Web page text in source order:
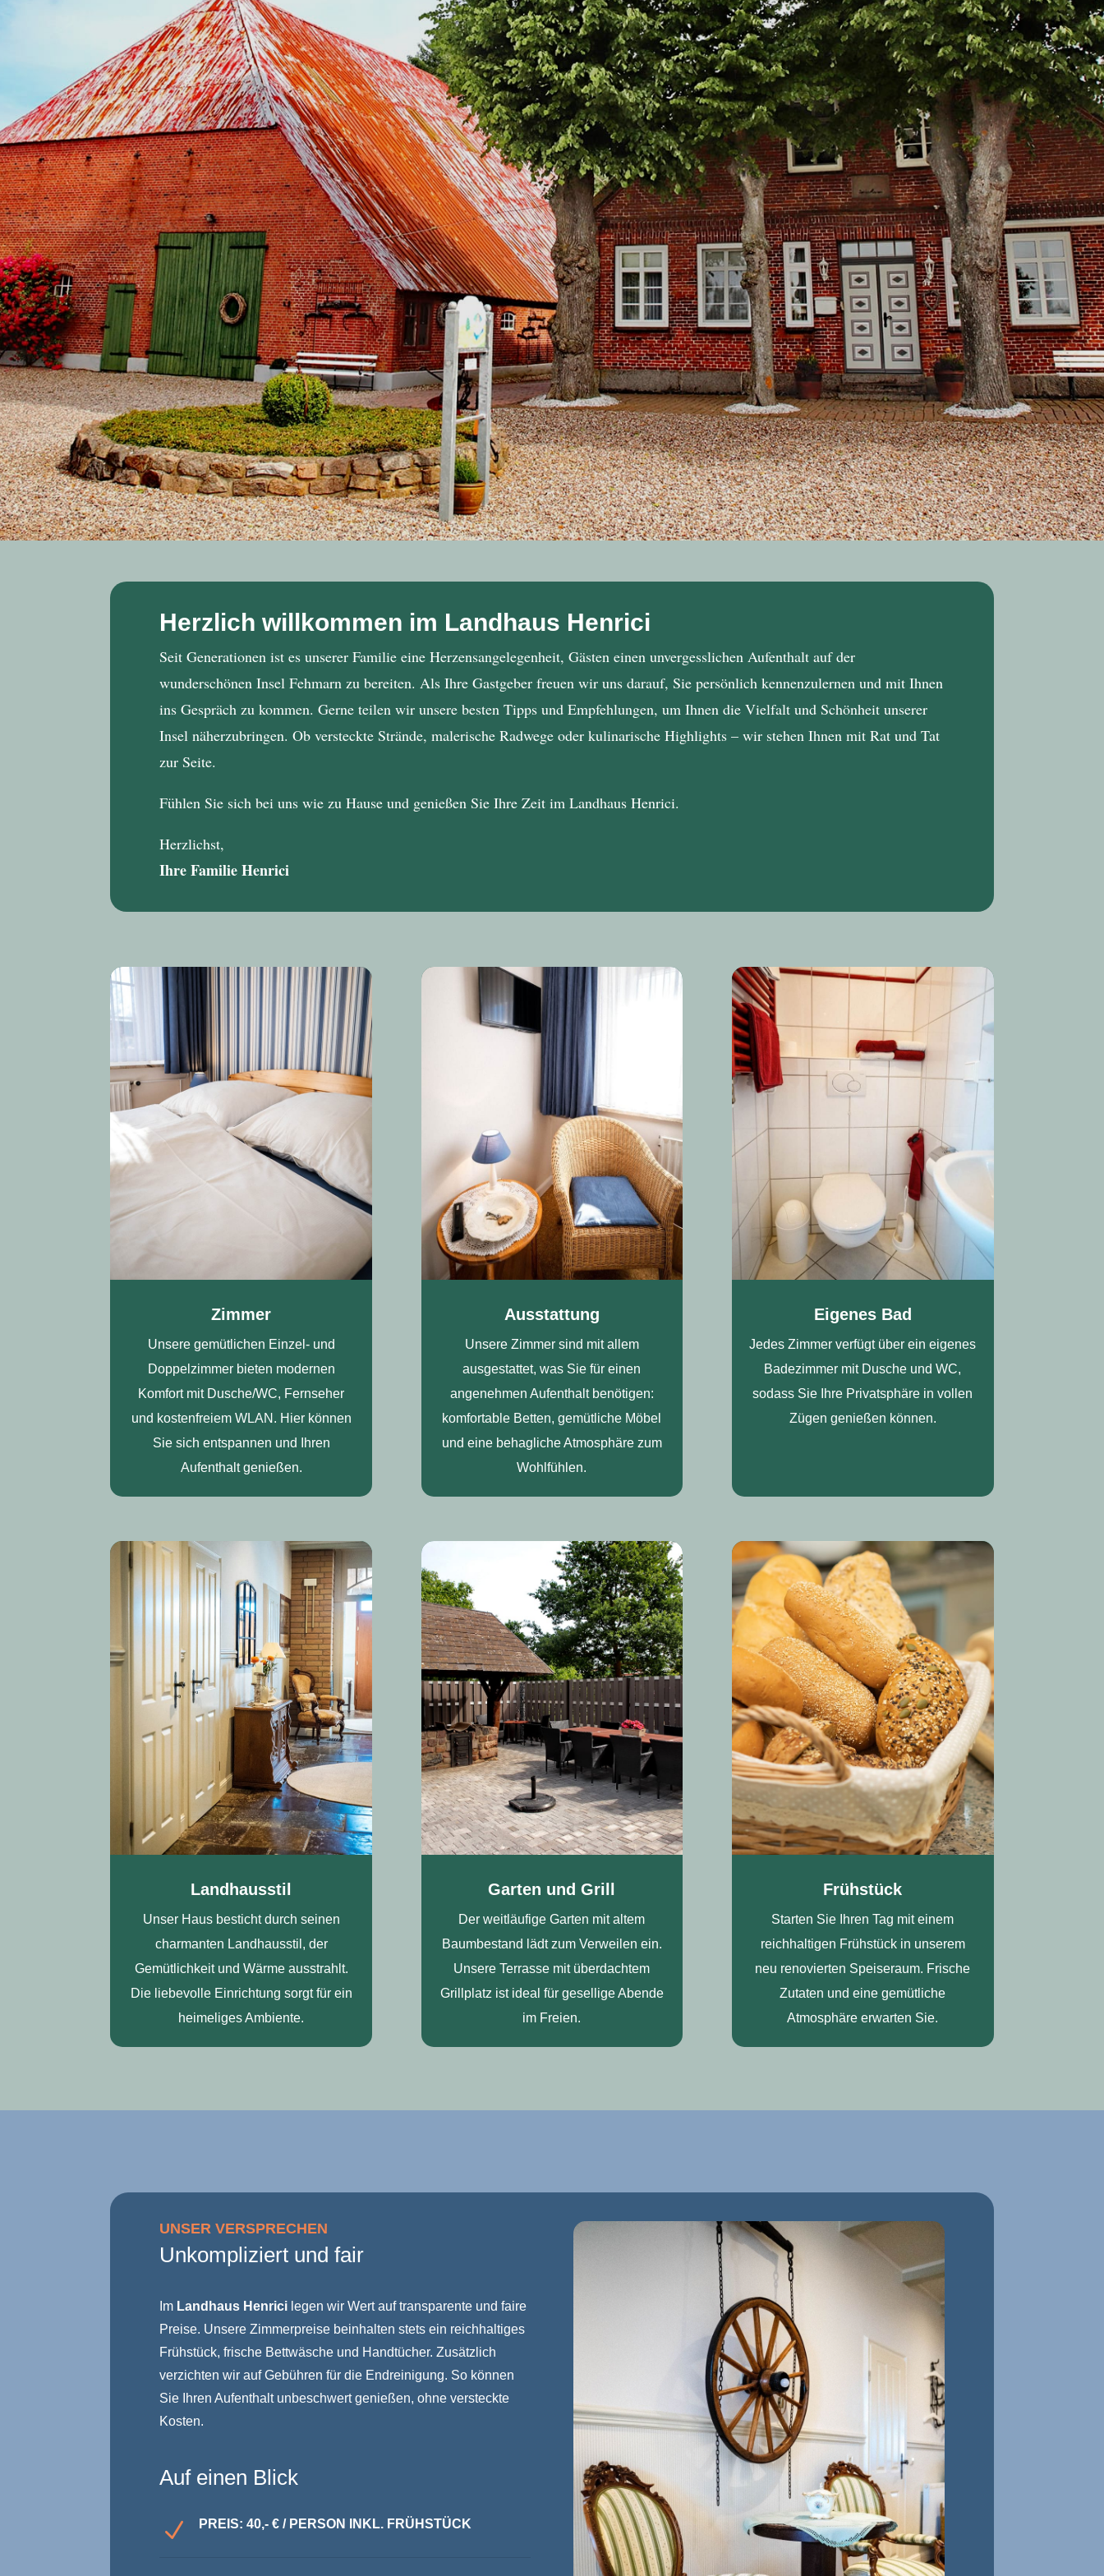
Herzlich willkommen im Landhaus Henrici
Seit Generationen ist es unserer Familie eine Herzensangelegenheit, Gästen einen unvergesslichen Aufenthalt auf der
wunderschönen Insel Fehmarn zu bereiten. Als Ihre Gastgeber freuen wir uns darauf, Sie persönlich kennenzulernen und mit Ihnen
ins Gespräch zu kommen. Gerne teilen wir unsere besten Tipps und Empfehlungen, um Ihnen die Vielfalt und Schönheit unserer
Insel näherzubringen. Ob versteckte Strände, malerische Radwege oder kulinarische Highlights – wir stehen Ihnen mit Rat und Tat
zur Seite.
Fühlen Sie sich bei uns wie zu Hause und genießen Sie Ihre Zeit imLandhaus Henrici.
Herzlichst,
Ihre Familie Henrici
Zimmer
Unsere gemütlichen Einzel- und
Doppelzimmer bieten modernen
Komfort mit Dusche/WC, Fernseher
und kostenfreiem WLAN. Hier können
Sie sich entspannen und Ihren
Aufenthalt genießen.
Ausstattung
Unsere Zimmer sind mit allem
ausgestattet, was Sie für einen
angenehmen Aufenthalt benötigen:
komfortable Betten, gemütliche Möbel
und eine behagliche Atmosphäre zum
Wohlfühlen.
Eigenes Bad
Jedes Zimmer verfügt über ein eigenes
Badezimmer mit Dusche und WC,
sodass Sie Ihre Privatsphäre in vollen
Zügen genießen können.
Landhausstil
Unser Haus besticht durch seinen
charmanten Landhausstil, der
Gemütlichkeit und Wärme ausstrahlt.
Die liebevolle Einrichtung sorgt für ein
heimeliges Ambiente.
Garten und Grill
Der weitläufige Garten mit altem
Baumbestand lädt zum Verweilen ein.
Unsere Terrasse mit überdachtem
Grillplatz ist ideal für gesellige Abende
im Freien.
Frühstück
Starten Sie Ihren Tag mit einem
reichhaltigen Frühstück in unserem
neu renovierten Speiseraum. Frische
Zutaten und eine gemütliche
Atmosphäre erwarten Sie.
UNSER VERSPRECHEN
Unkompliziert und fair
Im Landhaus Henrici legen wir Wert auf transparente und faire
Preise. Unsere Zimmerpreise beinhalten stets ein reichhaltiges
Frühstück, frische Bettwäsche und Handtücher. Zusätzlich
verzichten wir auf Gebühren für die Endreinigung. So können
Sie Ihren Aufenthalt unbeschwert genießen, ohne versteckte
Kosten.
Auf einen Blick
N PREIS: 40,- € / PERSON INKL. FRÜHSTÜCK